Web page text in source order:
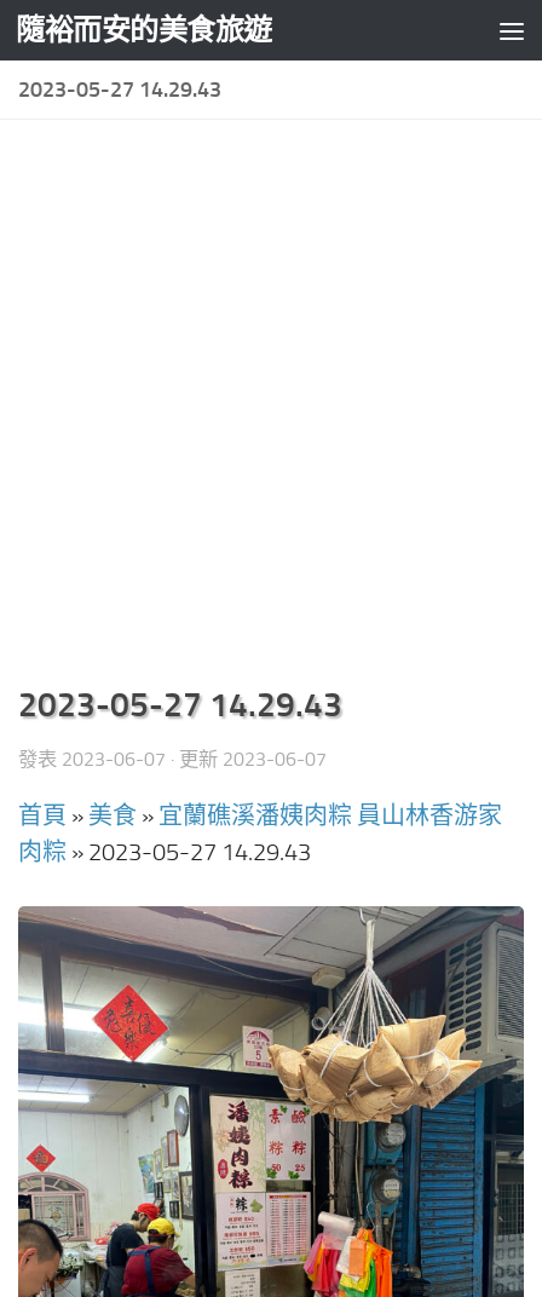
Skip to content
隨裕而安的美食旅遊
2023-05-27 14.29.43
2023-05-27 14.29.43
發表 2023-06-07 · 更新 2023-06-07
首頁 » 美食 » 宜蘭礁溪潘姨肉粽 員山林香游家
肉粽 » 2023-05-27 14.29.43